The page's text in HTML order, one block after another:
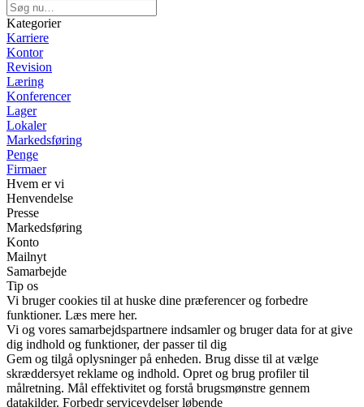
Kategorier
Karriere
Kontor
Revision
Læring
Konferencer
Lager
Lokaler
Markedsføring
Penge
Firmaer
Hvem er vi
Henvendelse
Presse
Markedsføring
Konto
Mailnyt
Samarbejde
Tip os
Vi bruger cookies til at huske dine præferencer og forbedre
funktioner. Læs mere her.
Vi og vores samarbejdspartnere indsamler og bruger data for at give
dig indhold og funktioner, der passer til dig
Gem og tilgå oplysninger på enheden. Brug disse til at vælge
skræddersyet reklame og indhold. Opret og brug profiler til
målretning. Mål effektivitet og forstå brugsmønstre gennem
datakilder. Forbedr serviceydelser løbende